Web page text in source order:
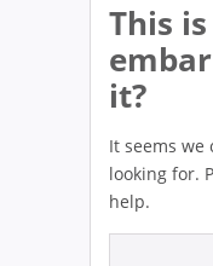
This
it?
It seems we
looking for.
help.